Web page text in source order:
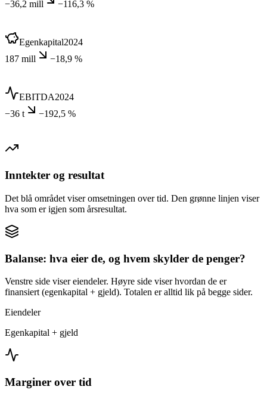
−36,2 mill −116,3 %
Egenkapital2024
187 mill
−18,9 %
EBITDA2024
−36 t
−192,5 %
Inntekter og resultat
Det blå området viser omsetningen over tid. Den grønne linjen viser
hva som er igjen som årsresultat.
Balanse: hva eier de, og hvem skylder de penger?
Venstre side viser eiendeler. Høyre side viser hvordan de er
finansiert (egenkapital + gjeld). Totalen er alltid lik på begge sider.
Eiendeler
Egenkapital + gjeld
Marginer over tid